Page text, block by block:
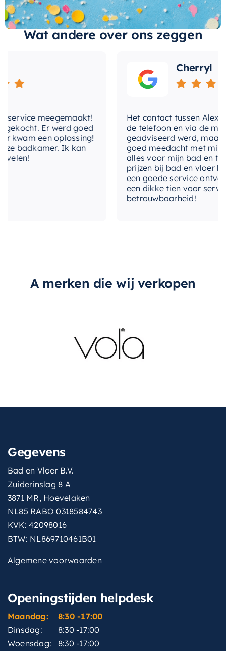
dagelijkse slijtage weerstaan en blijft er
jarenlang als nieuw uitzien. Bovendien is deze set
eenvoudig te installeren, met duidelijke
thermostaat set een uitstekende investering in
uw badkamercomfort.
met-douchegarnituur Nee
met-uitloop Nee
temperatuurbegrenzing Nee
Nee
Inbouw
Wat andere over ons zeggen
meegemaakt!
Er werd goed
een oplossing!
badkamer. Ik kan
Cherryl
Het contact tussen Alex en
de telefoon en via de mail,
geadviseerd werd, maar
goed meedacht met mij.
alles voor mijn bad en
prijzen bij bad en vloer
een goede service
een dikke tien voor
betrouwbaarheid!
A merken die wij verkopen
Gegevens
Bad en Vloer B.V.
Zuiderinslag 8 A
3871 MR, Hoevelaken
NL85 RABO 0318584743
KVK: 42098016
BTW: NL869710461B01
Algemene voorwaarden
Openingstijden helpdesk
Maandag:
8:30 -17:00
Dinsdag:
8:30 -17:00
Woensdag:
8:30 -17:00